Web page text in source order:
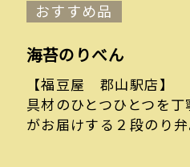
おすすめ品
海苔のりべん
【福豆屋 郡山駅店】
具材のひとつひとつを
がお届けする２段のり弁